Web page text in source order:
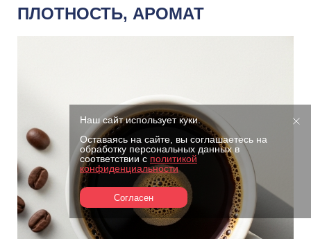
ПЛОТНОСТЬ, АРОМАТ
Наш сайт использует куки.
Оставаясь на сайте, вы соглашаетесь на
обработку персональных данных в
соответствии с политикой
конфиденциальности
Согласен